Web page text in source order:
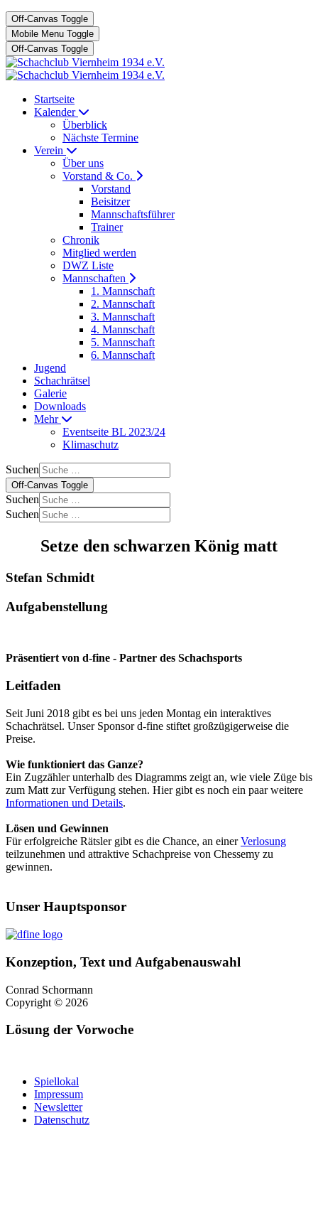
Off-Canvas Toggle
Mobile Menu Toggle
Off-Canvas Toggle
Startseite
Kalender
Überblick
Nächste Termine
Verein
Über uns
Vorstand & Co.
Vorstand
Beisitzer
Mannschaftsführer
Trainer
Chronik
Mitglied werden
DWZ Liste
Mannschaften
1. Mannschaft
2. Mannschaft
3. Mannschaft
4. Mannschaft
5. Mannschaft
6. Mannschaft
Jugend
Schachrätsel
Galerie
Downloads
Mehr
Eventseite BL 2023/24
Klimaschutz
Suchen
Off-Canvas Toggle
Suchen
Suchen
Setze den schwarzen König matt
Stefan Schmidt
Aufgabenstellung
Präsentiert von d-fine - Partner des Schachsports
Leitfaden
Seit Juni 2018 gibt es bei uns jeden Montag ein interaktives
Schachrätsel. Unser Sponsor d-fine stiftet großzügigerweise die
Preise.
Wie funktioniert das Ganze?
Ein Zugzähler unterhalb des Diagramms zeigt an, wie viele Züge bis
zum Matt zur Verfügung stehen. Hier gibt es noch ein paar weitere
Informationen und Details.
Lösen und Gewinnen
Für erfolgreiche Rätsler gibt es die Chance, an einerVerlosung
teilzunehmen und attraktive Schachpreise von Chessemy zu
gewinnen.
Unser Hauptsponsor
Konzeption, Text und Aufgabenauswahl
Conrad Schormann
Copyright © 2026
Lösung der Vorwoche
Spiellokal
Impressum
Newsletter
Datenschutz